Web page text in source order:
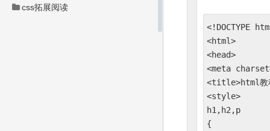
css拓展阅读
<!DOCTYPE
<html>
<head>
<meta
<title>html
<style>
h1,h2,p
{